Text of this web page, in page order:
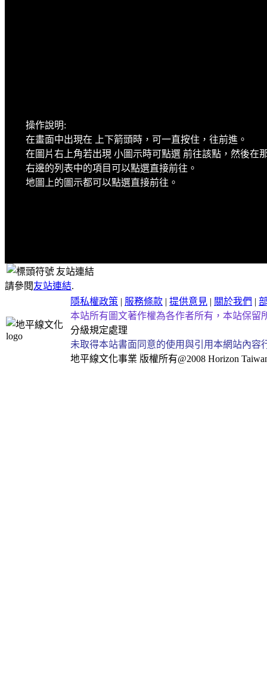
操作說明:
在畫面中出現在 上下箭頭時，可一直按住，往前進。
在圖片右上角若出現 小圖示時可點選 前往該點，然後在
右邊的列表中的項目可以點選直接前往。
地圖上的圖示都可以點選直接前往。
友站連結
請參閱友站連結.
隱私權政策 | 服務條款 | 提供意見 | 關於我們 |
本站所有圖文著作權為各作者所有，本站保留
分級規定處理
未取得本站書面同意的使用與引用本網站內
地平線文化事業 版權所有@2008 Horizon